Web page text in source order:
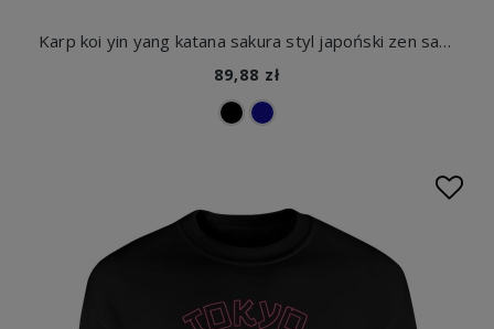
Karp koi yin yang katana sakura styl japoński zen samuraj ryba koi orientalny motyw Japonia Męska bluza
89,88 zł